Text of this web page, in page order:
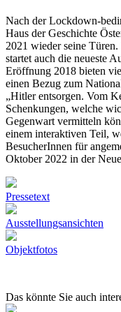
Nach der Lockdown-
Haus der Geschichte
2021 wieder seine
startet auch die neueste
Eröffnung 2018 bieten
einen Bezug zum
„Hitler entsorgen. Vom
Schenkungen, welche
Gegenwart vermitteln
einem interaktiven Teil,
BesucherInnen für
Oktober 2022 in der
Pressetext
Ausstellungsansichten
Objektfotos
Das könnte Sie auch